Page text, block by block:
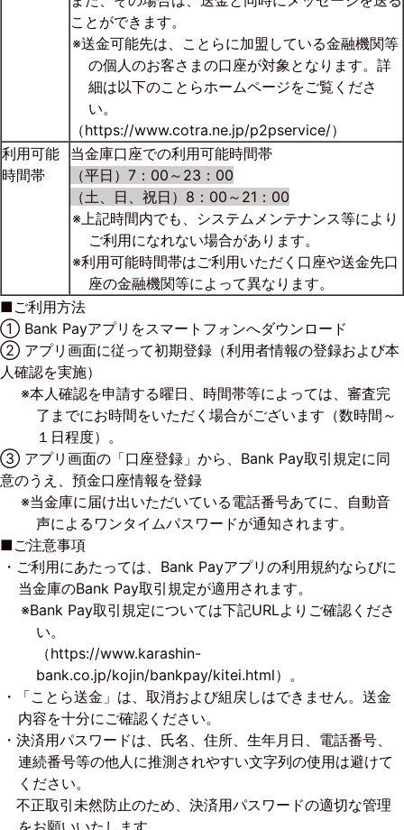
ことができます。
※送金可能先は、ことらに加盟している金融機関等
の個人のお客さまの口座が対象となります。詳
細は以下のことらホームページをご覧くださ
い。
（https://www.cotra.ne.jp/p2pservice/）
利用可能
時間帯
当金庫口座での利用可能時間帯
（平日）7：00～23：00
（土、日、祝日）8：00～21：00
※上記時間内でも、システムメンテナンス等により
ご利用になれない場合があります。
※利用可能時間帯はご利用いただく口座や送金先口
座の金融機関等によって異なります。
■ご利用方法
① Bank Payアプリをスマートフォンへダウンロード
② アプリ画面に従って初期登録（利用者情報の登録および本
人確認を実施）
※本人確認を申請する曜日、時間帯等によっては、審査完
了までにお時間をいただく場合がございます（数時間～
１日程度）。
③ アプリ画面の「口座登録」から、Bank Pay取引規定に同
意のうえ、預金口座情報を登録
※当金庫に届け出いただいている電話番号あてに、自動音
声によるワンタイムパスワードが通知されます。
■ご注意事項
・ご利用にあたっては、Bank Payアプリの利用規約ならびに
当金庫のBank Pay取引規定が適用されます。
※Bank Pay取引規定については下記URLよりご確認くださ
い。
（https://www.karashin-
bank.co.jp/kojin/bankpay/kitei.html）。
・「ことら送金」は、取消および組戻しはできません。送金
内容を十分にご確認ください。
・決済用パスワードは、氏名、住所、生年月日、電話番号、
連続番号等の他人に推測されやすい文字列の使用は避けて
ください。
不正取引未然防止のため、決済用パスワードの適切な管理